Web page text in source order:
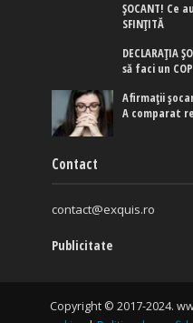
ȘOCANT! Ce
SFINȚITĂ
DECLARAȚIA
să faci un
Afirmaţii
A comparat
Contact
contact@exquis.ro
Publicitate
Copyright © 2017-2024.